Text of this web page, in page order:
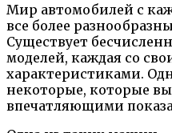
Мир автомобилей с
все более
Существует
моделей, каждая со
характеристиками.
некоторые, которые
впечатляющими